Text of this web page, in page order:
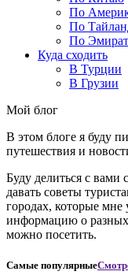
По
По
По
Куда сходить
В Турции
В Грузии
Мой блог
В этом блоге я буду
путешествия и
Буду делиться с вами
давать советы
городах, которые мне
информацию о
можно посетить.
Самые популярные